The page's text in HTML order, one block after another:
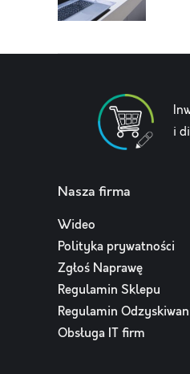
i
Nasza firma
Wideo
Polityka prywatności
Zgłoś Naprawę
Regulamin Sklepu
Regulamin
Obsługa IT firm